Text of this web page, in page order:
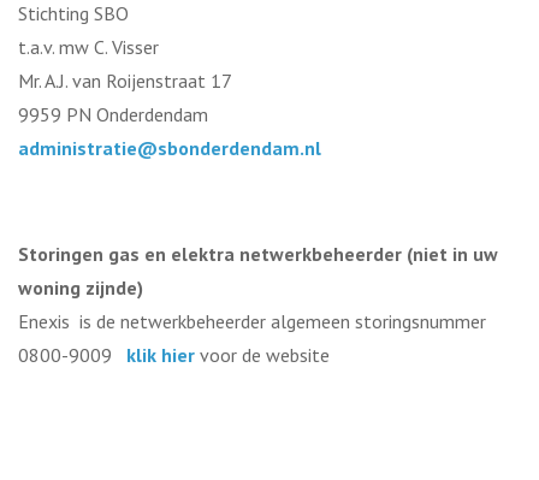
Stichting SBO
t.a.v. mw C. Visser
Mr. A.J. van Roijenstraat 17
9959 PN Onderdendam
administratie@sbonderdendam.nl
Storingen gas en elektra netwerkbeheerder (niet in uw
woning zijnde)
Enexis is de netwerkbeheerder algemeen storingsnummer
0800-9009 klik hier voor de website